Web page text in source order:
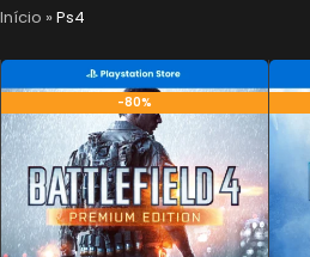
Início »Ps4
-80%